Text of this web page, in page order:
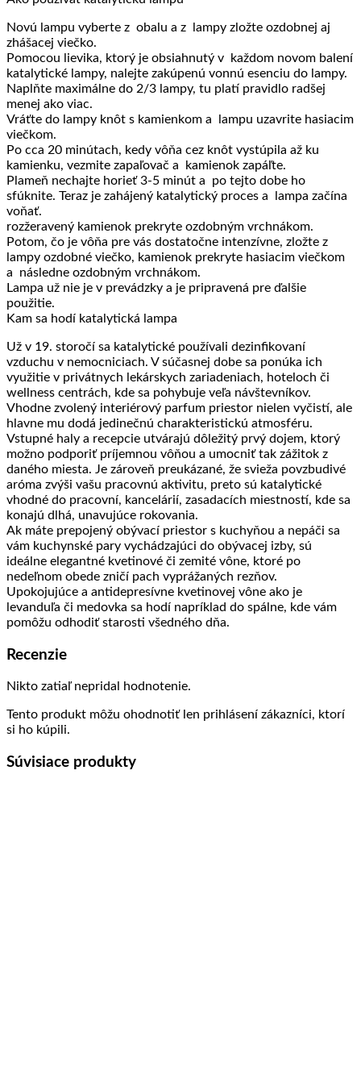
Novú lampu vyberte z obalu a z lampy zložte ozdobnej aj
zhášacej viečko.
Pomocou lievika, ktorý je obsiahnutý v každom novom balení
katalytické lampy, nalejte zakúpenú vonnú esenciu do lampy.
Naplňte maximálne do 2/3 lampy, tu platí pravidlo radšej
menej ako viac.
Vráťte do lampy knôt s kamienkom a lampu uzavrite hasiacim
viečkom.
Po cca 20 minútach, kedy vôňa cez knôt vystúpila až ku
kamienku, vezmite zapaľovač a kamienok zapáľte.
Plameň nechajte horieť 3-5 minút a po tejto dobe ho
sfúknite. Teraz je zahájený katalytický proces a lampa začína
voňať.
rozžeravený kamienok prekryte ozdobným vrchnákom.
Potom, čo je vôňa pre vás dostatočne intenzívne, zložte z
lampy ozdobné viečko, kamienok prekryte hasiacim viečkom
a následne ozdobným vrchnákom.
Lampa už nie je v prevádzky a je pripravená pre ďalšie
použitie.
Kam sa hodí katalytická lampa
Už v 19. storočí sa katalytické používali dezinfikovaní
vzduchu v nemocniciach. V súčasnej dobe sa ponúka ich
využitie v privátnych lekárskych zariadeniach, hoteloch či
wellness centrách, kde sa pohybuje veľa návštevníkov.
Vhodne zvolený interiérový parfum priestor nielen vyčistí, ale
hlavne mu dodá jedinečnú charakteristickú atmosféru.
Vstupné haly a recepcie utvárajú dôležitý prvý dojem, ktorý
možno podporiť príjemnou vôňou a umocniť tak zážitok z
daného miesta. Je zároveň preukázané, že svieža povzbudivé
aróma zvýši vašu pracovnú aktivitu, preto sú katalytické
vhodné do pracovní, kancelárií, zasadacích miestností, kde sa
konajú dlhá, unavujúce rokovania.
Ak máte prepojený obývací priestor s kuchyňou a nepáči sa
vám kuchynské pary vychádzajúci do obývacej izby, sú
ideálne elegantné kvetinové či zemité vône, ktoré po
nedeľnom obede zničí pach vyprážaných rezňov.
Upokojujúce a antidepresívne kvetinovej vône ako je
levanduľa či medovka sa hodí napríklad do spálne, kde vám
pomôžu odhodiť starosti všedného dňa.
Recenzie
Nikto zatiaľ nepridal hodnotenie.
Tento produkt môžu ohodnotiť len prihlásení zákazníci, ktorí
si ho kúpili.
Súvisiace produkty